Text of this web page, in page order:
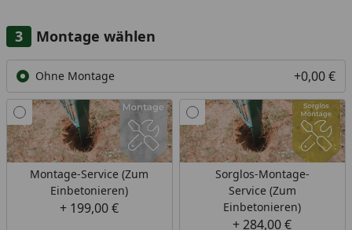
Montage wählen
Ohne Montage +0,00 €
Montage-Service (Zum
Einbetonieren)
+ 199,00 €
Sorglos-Montage-
Service (Zum
Einbetonieren)
+ 284,00 €